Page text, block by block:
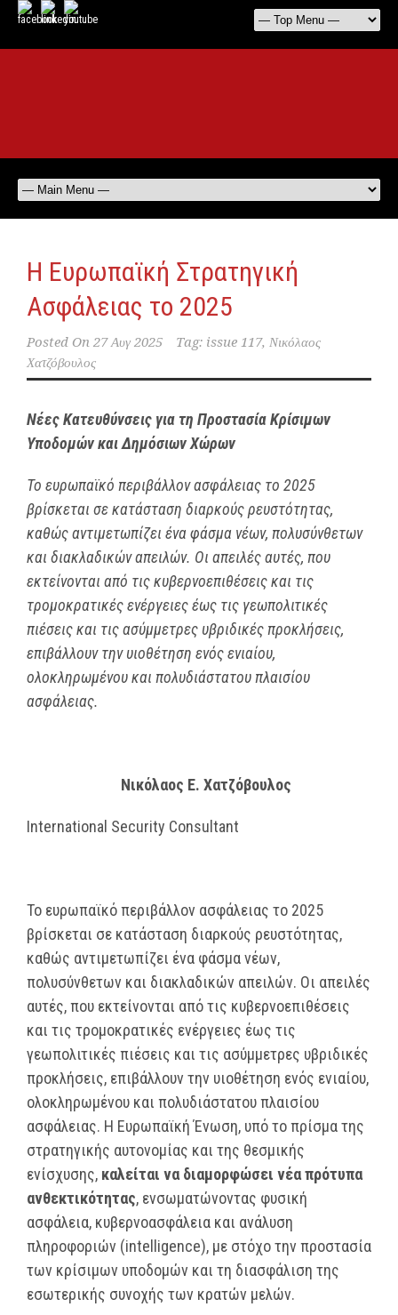
Η Ευρωπαϊκή Στρατηγική
Ασφάλειας το 2025
Posted On 27 Αυγ 2025 Tag: issue 117, Νικόλαος
Χατζόβουλος
Νέες Κατευθύνσεις για τη Προστασία Κρίσιμων
Υποδομών και Δημόσιων Χώρων
Το ευρωπαϊκό περιβάλλον ασφάλειας το 2025
βρίσκεται σε κατάσταση διαρκούς ρευστότητας,
καθώς αντιμετωπίζει ένα φάσμα νέων, πολυσύνθετων
και διακλαδικών απειλών. Οι απειλές αυτές, που
εκτείνονται από τις κυβερνοεπιθέσεις και τις
τρομοκρατικές ενέργειες έως τις γεωπολιτικές
πιέσεις και τις ασύμμετρες υβριδικές προκλήσεις,
επιβάλλουν την υιοθέτηση ενός ενιαίου,
ολοκληρωμένου και πολυδιάστατου πλαισίου
ασφάλειας.
Νικόλαος Ε. Χατζόβουλος
International Security Consultant
Το ευρωπαϊκό περιβάλλον ασφάλειας το 2025
βρίσκεται σε κατάσταση διαρκούς ρευστότητας,
καθώς αντιμετωπίζει ένα φάσμα νέων,
πολυσύνθετων και διακλαδικών απειλών. Οι απειλές
αυτές, που εκτείνονται από τις κυβερνοεπιθέσεις
και τις τρομοκρατικές ενέργειες έως τις
γεωπολιτικές πιέσεις και τις ασύμμετρες υβριδικές
προκλήσεις, επιβάλλουν την υιοθέτηση ενός ενιαίου,
ολοκληρωμένου και πολυδιάστατου πλαισίου
ασφάλειας. Η Ευρωπαϊκή Ένωση, υπό το πρίσμα της
στρατηγικής αυτονομίας και της θεσμικής
ενίσχυσης, καλείται να διαμορφώσει νέα πρότυπα
ανθεκτικότητας, ενσωματώνοντας φυσική
ασφάλεια, κυβερνοασφάλεια και ανάλυση
πληροφοριών (intelligence), με στόχο την προστασία
των κρίσιμων υποδομών και τη διασφάλιση της
εσωτερικής συνοχής των κρατών μελών.